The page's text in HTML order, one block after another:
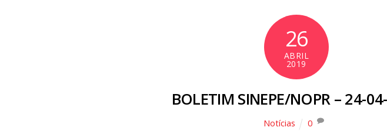
26
ABRIL
2019
BOLETIM SINEPE/NOPR – 24-
Notícias 0